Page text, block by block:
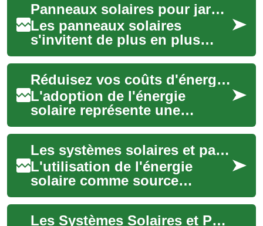
Panneaux solaires pour jardin : produire de l'énergie chez soi
Les panneaux solaires
s'invitent de plus en plus
dans les jardins français pour
offrir une source d'énergie
propre et...
Réduisez vos coûts d'énergie avec des subventions solaires
L'adoption de l'énergie
solaire représente une
démarche significative vers
l'autonomie énergétique et la
réduction de...
Les systèmes solaires et panneaux photovoltaïques : une solution d'énergie renouvelable pour votre jardin
L'utilisation de l'énergie
solaire comme source
d'électricité renouvelable
gagne en popularité, en
particulier pour l...
Les Systèmes Solaires et Panneaux Photovoltaïques : Une Solution d'Avenir pour l'Énergie Renouvelable